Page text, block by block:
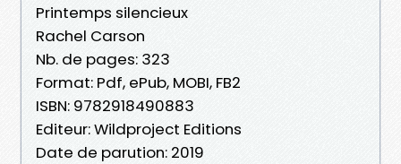
Printemps silencieux
Rachel Carson
Nb. de pages: 323
Format: Pdf, ePub, MOBI, FB2
ISBN: 9782918490883
Editeur: Wildproject Editions
Date de parution: 2019